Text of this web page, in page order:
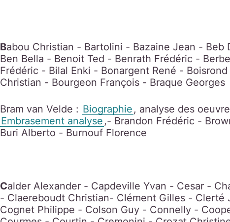
Babou Christian - Bartolini - Bazaine Jean - Beb
Ben Bella - Benoit Ted - Benrath Frédéric -
Frédéric - Bilal Enki - Bonargent René -
Christian - Bourgeon François - Braque Georges
Bram van Velde : Biographie , analyse des
Embrasement analyse ,- Brandon Frédéric -
Buri Alberto - Burnouf Florence
Calder Alexander - Capdeville Yvan - Cesar -
- Claereboudt Christian- Clément Gilles - Clerté
Cognet Philippe - Colson Guy - Connelly -